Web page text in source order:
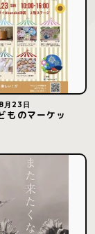
月23日
ものマーケッ